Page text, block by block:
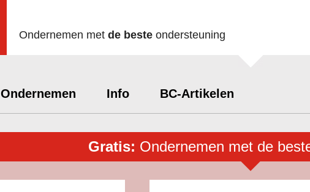
Ondernemen met de beste ondersteuning
Ondernemen Info BC-Artikelen
Gratis: Ondernemen met de